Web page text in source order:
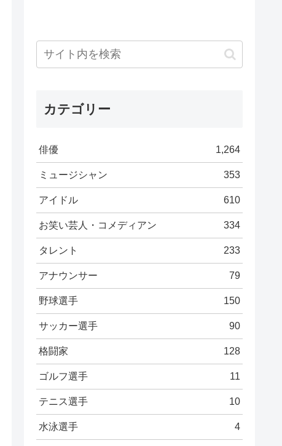
カテゴリー
俳優 1,264
ミュージシャン 353
アイドル 610
お笑い芸人・コメディアン 334
タレント 233
アナウンサー 79
野球選手 150
サッカー選手 90
格闘家 128
ゴルフ選手 11
テニス選手 10
水泳選手 4